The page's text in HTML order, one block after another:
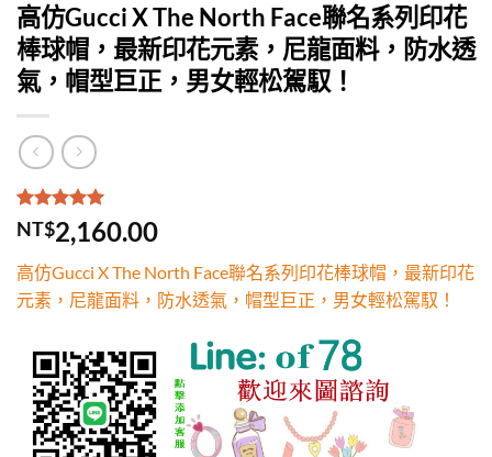
高仿Gucci X The North Face聯名系列印花
棒球帽，最新印花元素，尼龍面料，防水透
氣，帽型巨正，男女輕松駕馭！
評分5.00 /
5，已有
1
位
分
NT$2,160.00
高仿Gucci X The North Face聯名系列印花棒球帽，最新印花
元素，尼龍面料，防水透氣，帽型巨正，男女輕松駕馭！